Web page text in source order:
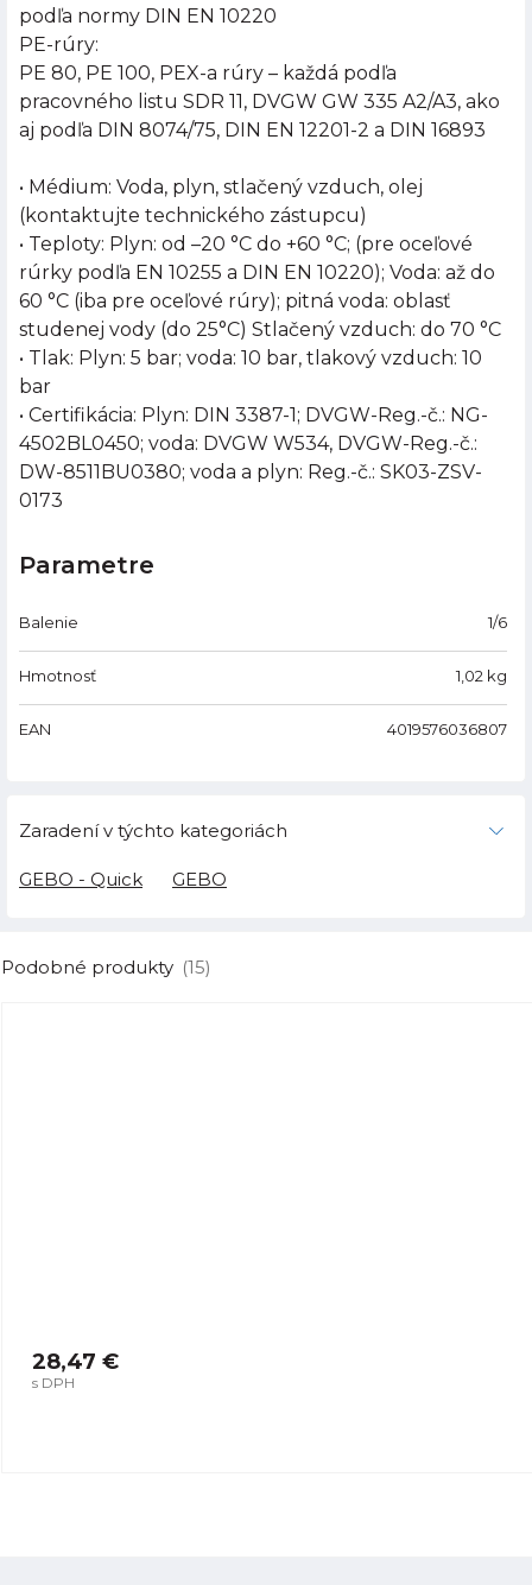
podľa normy DIN EN 10220
PE-rúry:
PE 80, PE 100, PEX-a rúry – každá podľa
pracovného listu SDR 11, DVGW GW 335 A2/A3, ako
aj podľa DIN 8074/75, DIN EN 12201-2 a DIN 16893
• Médium: Voda, plyn, stlačený vzduch, olej
(kontaktujte technického zástupcu)
• Teploty: Plyn: od –20 °C do +60 °C; (pre oceľové
rúrky podľa EN 10255 a DIN EN 10220); Voda: až do
60 °C (iba pre oceľové rúry); pitná voda: oblasť
studenej vody (do 25°C) Stlačený vzduch: do 70 °C
• Tlak: Plyn: 5 bar; voda: 10 bar, tlakový vzduch: 10
bar
• Certifikácia: Plyn: DIN 3387-1; DVGW-Reg.-č.: NG-
4502BL0450; voda: DVGW W534, DVGW-Reg.-č.:
DW-8511BU0380; voda a plyn: Reg.-č.: SK03-ZSV-
0173
Parametre
Balenie 1/6
Hmotnosť 1,02 kg
EAN 4019576036807
Zaradení v týchto kategoriách
GEBO - Quick GEBO
Podobné produkty (15)
28,47 €
s DPH